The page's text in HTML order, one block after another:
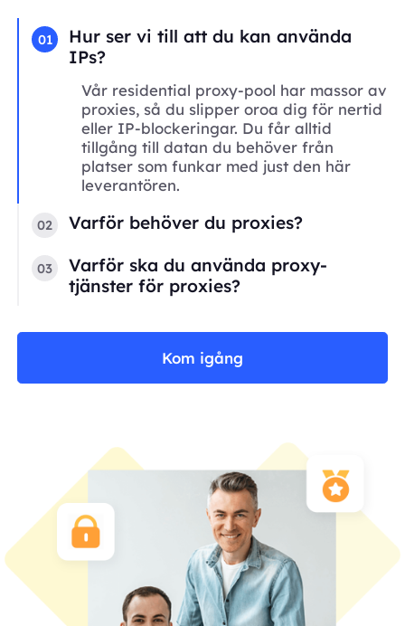
01
Hur ser vi till att du kan använda
IPs?
Vår residential proxy-pool har massor av
proxies, så du slipper oroa dig för nertid
eller IP-blockeringar. Du får alltid
tillgång till datan du behöver från
platser som funkar med just den här
leverantören.
02 Varför behöver du proxies?
03
Varför ska du använda proxy-
tjänster för proxies?
Kom igång